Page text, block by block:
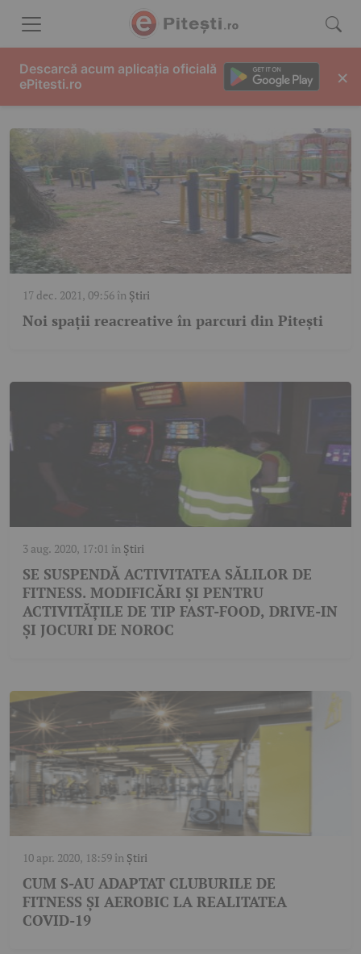
FITNESS
17 dec. 2021, 09:56 în Știri
Noi spații reacreative în parcuri din Pitești
3 aug. 2020, 17:01 în Știri
SE SUSPENDĂ ACTIVITATEA SĂLILOR DE
FITNESS. MODIFICĂRI ȘI PENTRU
ACTIVITĂȚILE DE TIP FAST-FOOD, DRIVE-IN
ȘI JOCURI DE NOROC
10 apr. 2020, 18:59 în Știri
CUM S-AU ADAPTAT CLUBURILE DE
FITNESS ȘI AEROBIC LA REALITATEA
COVID-19
Descarcă acum aplicația oficială
ePitesti.ro
×